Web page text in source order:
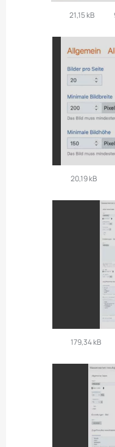
21,15 kB
20,19 kB
179,34 kB